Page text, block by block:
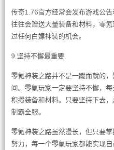
传奇1.76官方经常会发布游戏公
往往会赠送大量装备和材料，零
过任何白嫖神装的机会。
9.坚持不懈最重要
零氪神装之路并不是一蹴而就的
间。零氪玩家一定要坚持不懈，每
积攒装备和材料。只要坚持下去，
制霸全服。
零氪神装之路虽然漫长，但只要
努力，每一个零氪玩家都能实现